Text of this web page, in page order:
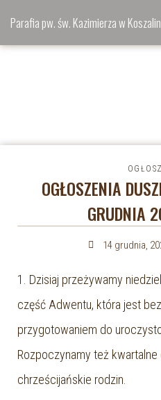
Parafia pw. św. Kazimierza w
OGŁOSZENIA
GRUDNIA
14 grudnia,
1. Dzisiaj przeżywamy
część Adwentu, która jest
przygotowaniem do
Rozpoczynamy też
chrześcijańskie rodzin.